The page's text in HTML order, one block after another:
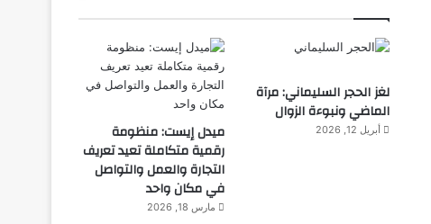
لغز الحجر السليماني: مرآة
الماضي ونبوءة الزوال
أبريل 12, 2026
ميدل إيست: منظومة
رقمية متكاملة تعيد تعريف
التجارة والعمل والتواصل
في مكان واحد
مارس 18, 2026